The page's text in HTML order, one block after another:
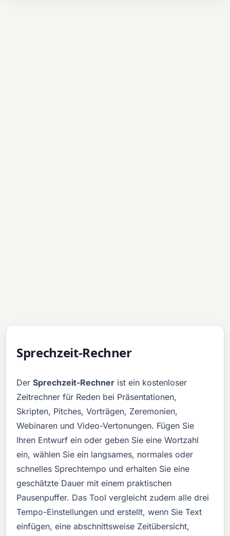
Sprechzeit-Rechner
DerSprechzeit-Rechner ist ein kostenloser
Zeitrechner für Reden bei Präsentationen,
Skripten, Pitches, Vorträgen, Zeremonien,
Webinaren und Video-Vertonungen. Fügen Sie
Ihren Entwurf ein oder geben Sie eine Wortzahl
ein, wählen Sie ein langsames, normales oder
schnelles Sprechtempo und erhalten Sie eine
geschätzte Dauer mit einem praktischen
Pausenpuffer. Das Tool vergleicht zudem alle drei
Tempo-Einstellungen und erstellt, wenn Sie Text
einfügen, eine abschnittsweise Zeitübersicht,